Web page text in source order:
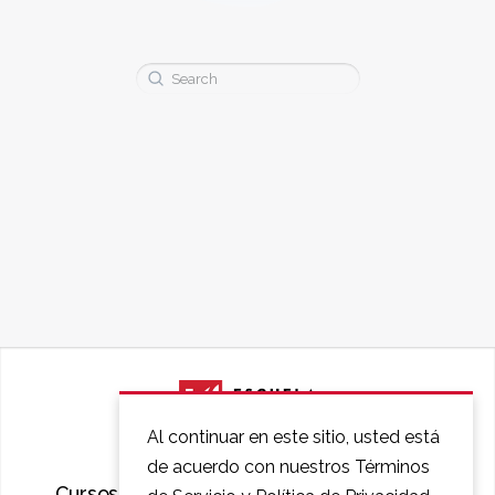
Buscar:
Al continuar en este sitio, usted está
de acuerdo con nuestros Términos